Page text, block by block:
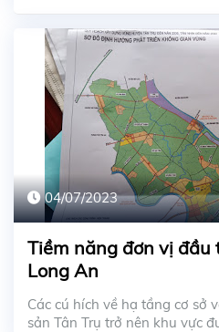
04/07/2023
Tiềm năng đơn vị đầu
Long An
Các cú hích về hạ tầng cơ sở
sản Tân Trụ trở nên khu vực